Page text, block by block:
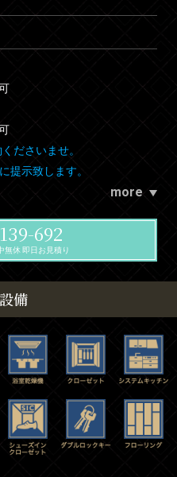
ださいませ。
提示致します。
more
692
無休 即日お見積り
備